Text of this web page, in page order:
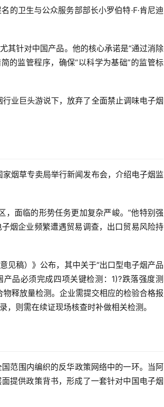
的卫生与公众服务部部长小罗伯特·F·肯尼迪
其针对中国产品。他的核心承诺是“通过消除
的监管程序，确保“以科学为基础”的监管标
业巨头游说下，放弃了全面禁止调味电子烟
烟草专卖局举行新闻发布会，介绍电子烟监
，面临的形势任务更加复杂严峻。”他特别强
烟企业频繁遭遇贸易调查，出口贸易风险持
见稿）》公布，其中关于“出口型电子烟产品
品必须完成四项关键检测：1)?跌落强度测
释放量检测。企业需提交相应的检验合格报
则需在续证现场核查时补做相关检测。
范围内编织的反华政策网络中的一环。当阿
提供政策背书，形成了一套针对中国电子烟